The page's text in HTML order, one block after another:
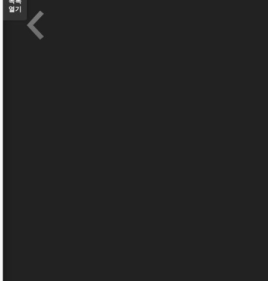
열기